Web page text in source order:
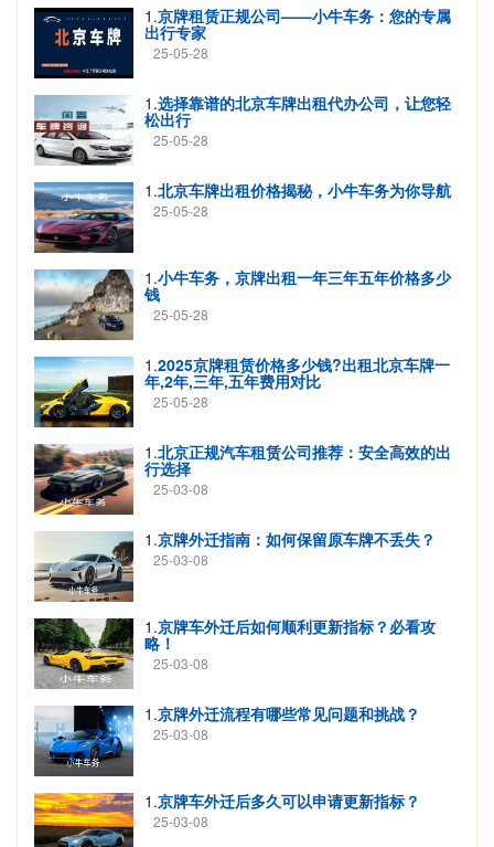
1.京牌租赁正规公司——小牛车务：您的专属
出行专家
25-05-28
1.选择靠谱的北京车牌出租代办公司，让您轻
松出行
25-05-28
1.北京车牌出租价格揭秘，小牛车务为你导航
25-05-28
1.小牛车务，京牌出租一年三年五年价格多少
钱
25-05-28
1.2025京牌租赁价格多少钱?出租北京车牌一
年,2年,三年,五年费用对比
25-05-28
1.北京正规汽车租赁公司推荐：安全高效的出
行选择
25-03-08
1.京牌外迁指南：如何保留原车牌不丢失？
25-03-08
1.京牌车外迁后如何顺利更新指标？必看攻
略！
25-03-08
1.京牌外迁流程有哪些常见问题和挑战？
25-03-08
1.京牌车外迁后多久可以申请更新指标？
25-03-08